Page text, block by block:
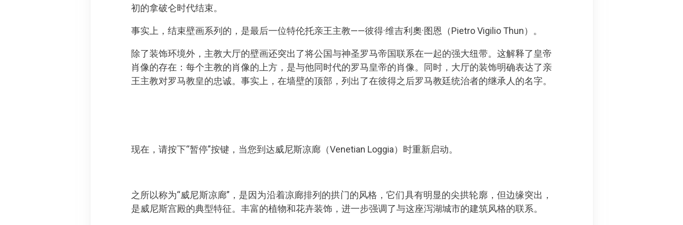
初的拿破仑时代结束。
事实上，结束壁画系列的，是最后一位特伦托亲王主教——彼得·维吉利奧·图恩（Pietro Vigilio Thun）。
除了装饰环境外，主教大厅的壁画还突出了将公国与神圣罗马帝国联系在一起的强大纽带。这解释了皇帝
肖像的存在：每个主教的肖像的上方，是与他同时代的罗马皇帝的肖像。同时，大厅的装饰明确表达了亲
王主教对罗马教皇的忠诚。事实上，在墙壁的顶部，列出了在彼得之后罗马教廷统治者的继承人的名字。
现在，请按下“暂停”按键，当您到达威尼斯凉廊（Venetian Loggia）时重新启动。
之所以称为“威尼斯凉廊”，是因为沿着凉廊排列的拱门的风格，它们具有明显的尖拱轮廓，但边缘突出，
是威尼斯宫殿的典型特征。丰富的植物和花卉装饰，进一步强调了与这座泻湖城市的建筑风格的联系。